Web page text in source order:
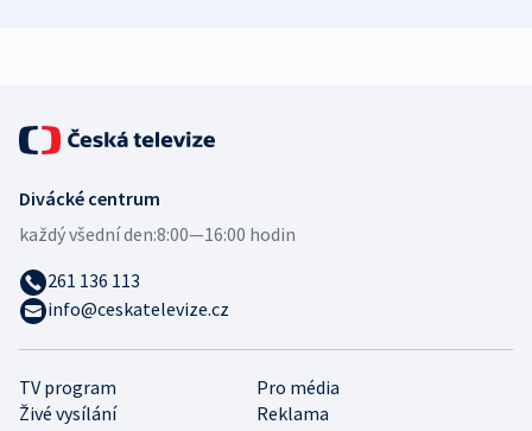
TV program
Pro média
Živé vysílání
Reklama
Divácké centrum
každý všední den:8:00—16:00 hodin
261 136 113
info@ceskatelevize.cz